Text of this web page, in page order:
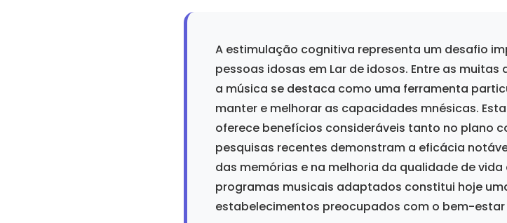
A estimulação cognitiva representa um desafio
pessoas idosas em Lar de idosos. Entre as
a música se destaca como uma ferramenta
manter e melhorar as capacidades mnésicas.
oferece benefícios consideráveis tanto no plano
pesquisas recentes demonstram a eficácia
das memórias e na melhoria da qualidade de
programas musicais adaptados constitui hoje
estabelecimentos preocupados com o bem-estar